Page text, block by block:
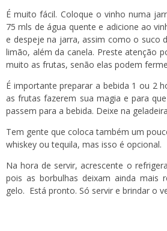
É muito fácil. Coloque o vinho numa
75 mls de água quente e adicione ao
e despeje na jarra, assim como o suco
limão, além da canela. Preste atenção
muito as frutas, senão elas podem
É importante preparar a bebida 1 ou 2
as frutas fazerem sua magia e para
passem para a bebida. Deixe na
Tem gente que coloca também um
whiskey ou tequila, mas isso é opcional.
Na hora de servir, acrescente o
pois as borbulhas deixam ainda mais
gelo. Está pronto. Só servir e brindar o